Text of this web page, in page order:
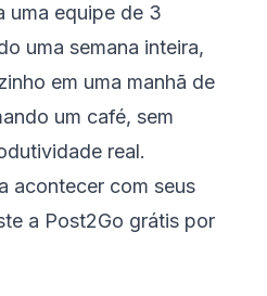
uma equipe de 3
uma semana inteira,
em uma manhã de
um café, sem
real.
acontecer com seus
a Post2Go grátis por